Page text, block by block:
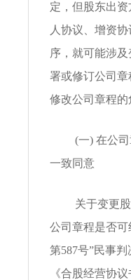
定，但股东出
人协议、增资
序，就可能涉
署或修订公司
修改公司章程的
(一) 在公
一致同意
关于变更
公司章程是否可
第587号”民事
《合股经营协